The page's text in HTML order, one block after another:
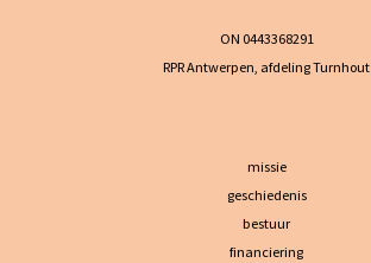
ON 0443368291
RPR Antwerpen, afdeling Turnhout
missie
geschiedenis
bestuur
financiering